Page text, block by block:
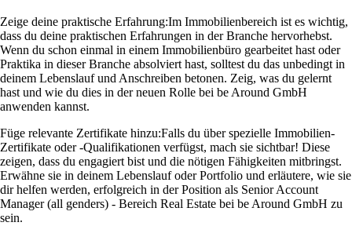
Zeige deine praktische Erfahrung:Im Immobilienbereich ist es wichtig,
dass du deine praktischen Erfahrungen in der Branche hervorhebst.
Wenn du schon einmal in einem Immobilienbüro gearbeitet hast oder
Praktika in dieser Branche absolviert hast, solltest du das unbedingt in
deinem Lebenslauf und Anschreiben betonen. Zeig, was du gelernt
hast und wie du dies in der neuen Rolle bei be Around GmbH
anwenden kannst.
Füge relevante Zertifikate hinzu:Falls du über spezielle Immobilien-
Zertifikate oder -Qualifikationen verfügst, mach sie sichtbar! Diese
zeigen, dass du engagiert bist und die nötigen Fähigkeiten mitbringst.
Erwähne sie in deinem Lebenslauf oder Portfolio und erläutere, wie sie
dir helfen werden, erfolgreich in der Position als Senior Account
Manager (all genders) - Bereich Real Estate bei be Around GmbH zu
sein.